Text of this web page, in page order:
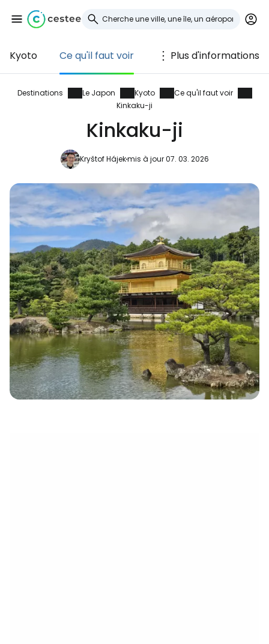
Kyoto Ce qu'il faut voir Plus d'informations
Destinations Le Japon Kyoto
Ce qu'il faut voir
Kinkaku-ji
Kinkaku-ji
Kryštof Hájekmis à jour 07. 03. 2026
Se connecter à
Cestee
... la communauté mondiale des voyageurs
Continuer avec Google
Continuer avec Facebook
Poursuivre avec le courrier
électronique